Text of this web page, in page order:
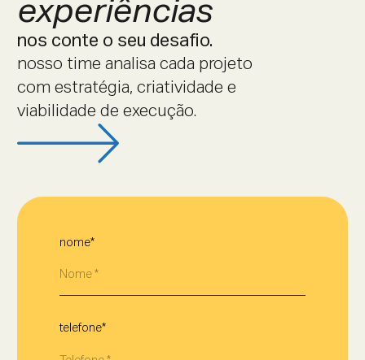
experiências
nos conte o seu desafio.
nosso time analisa cada projeto
com estratégia, criatividade e
viabilidade de execução.
nome*
telefone*